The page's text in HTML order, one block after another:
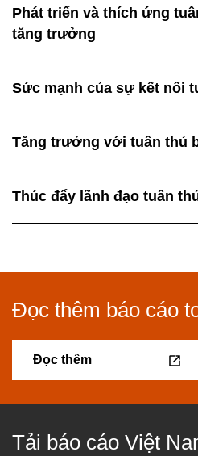
Phát triển và thích ứng
tăng trưởng​
Sức mạnh của sự kết nối
Tăng trưởng với tuân thủ
Thúc đẩy lãnh đạo tuân
Đọc thêm báo cáo
Đọc thêm
Tải báo cáo Việt